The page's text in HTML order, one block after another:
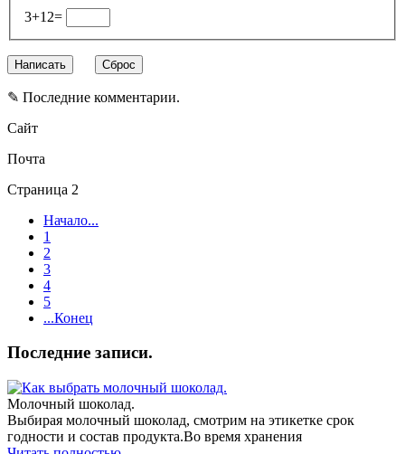
3+12=
✎ Последние комментарии.
Сайт
Почта
Страница 2
Начало...
1
2
3
4
5
...Конец
Последние записи.
Молочный шоколад.
Выбирая молочный шоколад, смотрим на этикетке срок
годности и состав продукта.Во время хранения